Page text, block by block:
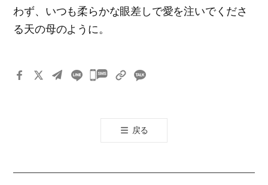
わず、いつも柔らかな眼差しで愛を注いでくださ
る天の母のように。
카
톡
공
기
戻る